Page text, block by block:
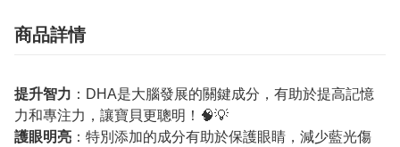
商品詳情
提升智力 ：DHA是大腦發展的關鍵成分，有助於提高記憶
力和專注力，讓寶貝更聰明！🧠💡
護眼明亮 ：特別添加的成分有助於保護眼睛，減少藍光傷